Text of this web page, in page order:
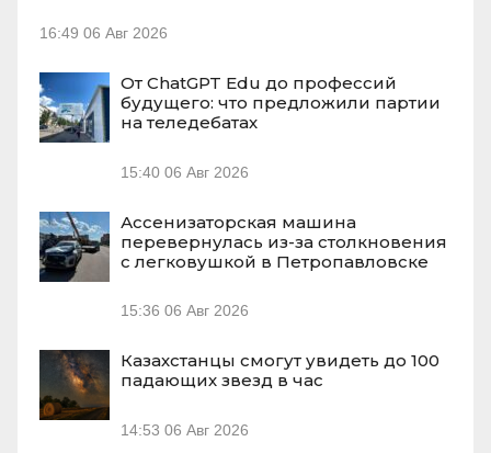
16:49 06 Авг 2026
От ChatGPT Edu до профессий
будущего: что предложили партии
на теледебатах
15:40 06 Авг 2026
Ассенизаторская машина
перевернулась из-за столкновения
с легковушкой в Петропавловске
15:36 06 Авг 2026
Казахстанцы смогут увидеть до 100
падающих звезд в час
14:53 06 Авг 2026